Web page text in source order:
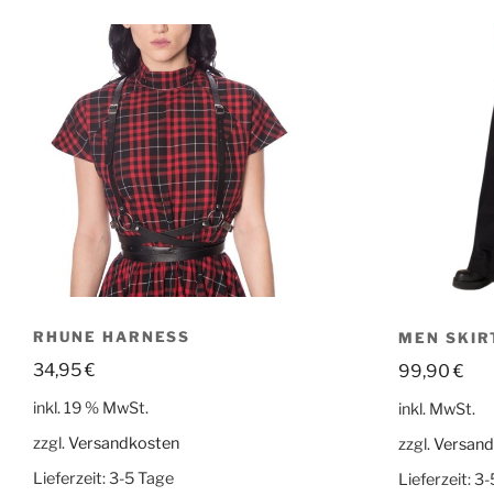
RHUNE HARNESS
34,95€
inkl. 19 % MwSt.
zzgl.Versandkosten
Lieferzeit:3-5 Tage
MEN
99,90€
inkl. MwSt.
zzgl.
Lieferzeit:3-